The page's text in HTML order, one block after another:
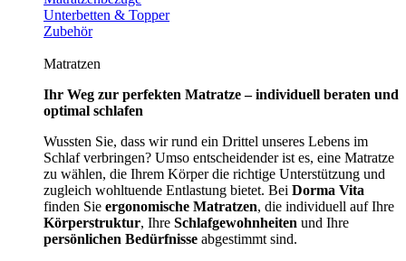
Unterbetten & Topper
Zubehör
Matratzen
Ihr Weg zur perfekten Matratze – individuell beraten und
optimal schlafen
Wussten Sie, dass wir rund ein Drittel unseres Lebens im
Schlaf verbringen? Umso entscheidender ist es, eine Matratze
zu wählen, die Ihrem Körper die richtige Unterstützung und
zugleich wohltuende Entlastung bietet. Bei Dorma Vita
finden Sie ergonomische Matratzen, die individuell auf Ihre
Körperstruktur, Ihre Schlafgewohnheiten und Ihre
persönlichen Bedürfnisse abgestimmt sind.